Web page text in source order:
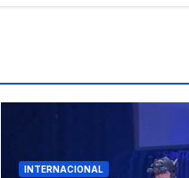
INTERNACIONAL